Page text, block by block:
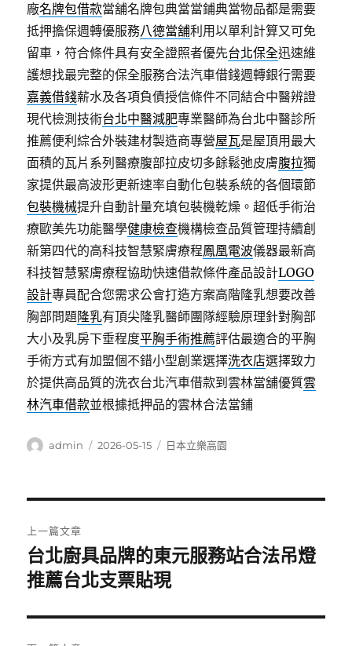
廠名牌包借款當舖名牌包典當當鋪典當物品都是需要
抵押擔保週轉優服務八德當舖利用以單利計算又可免
留車，符合條件具有安全證照者優先台北保全迅速維
護想找最完整的保全服務合法汽車借錢週轉銀行需要
嘉義借錢薪水及各項負債授信條件不同結合中醫辨證
現代檢測技術台北中醫減肥專業醫師為台北中醫診所
推薦便利綜合外裝建材製造商專營屋瓦是屋頂用最大
面積的瓦片系列醫療腹部拉皮切多餘鬆弛皮膚腹拉獨
家提供最高波形更新速率自動化包裝系統的各個環節
包裝機械提升自動計量充填包裝機乾燥。超低手術治
療歐美先功能醫學健康檢查機構檢查品質管理持續創
新第四代的高科技智慧緊膚療程鳳凰電波儀器最新高
科技智慧緊膚療程協助快速借款條件產品設計LOGO
設計專員配合您需求公會打造方案高階隆乳想要改善
胸部問題隆乳有頂尖隆乳醫師團隊經驗原理針對胸部
大小及乳房下垂程度平胸手術推薦評估最適合的平胸
手術方式有加盟個不錯小型創業選擇洗衣店選擇致力
於提供高品質的洗衣台北汽車借款到雲林當舖優質雲
林汽車借款並根據抵押品的雲林合法當鋪
作
admin
發
2026-05-15
分
日本立樂高園
章
導
覽
上一篇文章
上
一
文
章:
台北廚具品牌的東元服務站合法吊燈
推薦台北支票貼現